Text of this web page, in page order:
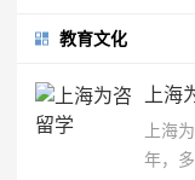
教育文化
上海
上海
年，